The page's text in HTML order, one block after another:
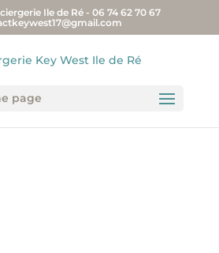
Ile de Ré - 06 74 62 70 67
page